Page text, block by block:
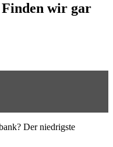
wir gar
Der niedrigste